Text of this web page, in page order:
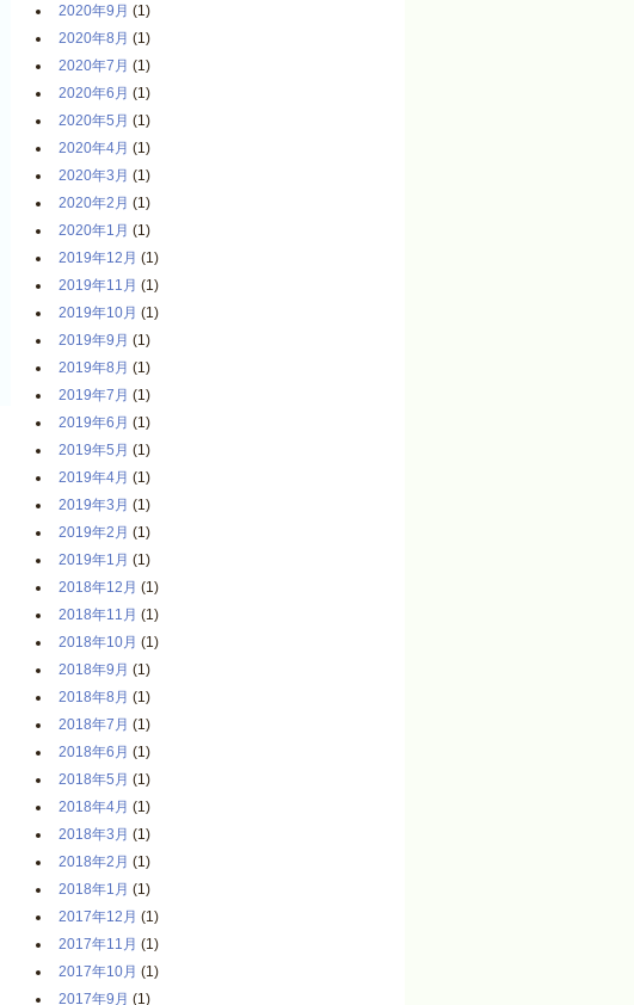
2020年9月 (1)
2020年8月 (1)
2020年7月 (1)
2020年6月 (1)
2020年5月 (1)
2020年4月 (1)
2020年3月 (1)
2020年2月 (1)
2020年1月 (1)
2019年12月 (1)
2019年11月 (1)
2019年10月 (1)
2019年9月 (1)
2019年8月 (1)
2019年7月 (1)
2019年6月 (1)
2019年5月 (1)
2019年4月 (1)
2019年3月 (1)
2019年2月 (1)
2019年1月 (1)
2018年12月 (1)
2018年11月 (1)
2018年10月 (1)
2018年9月 (1)
2018年8月 (1)
2018年7月 (1)
2018年6月 (1)
2018年5月 (1)
2018年4月 (1)
2018年3月 (1)
2018年2月 (1)
2018年1月 (1)
2017年12月 (1)
2017年11月 (1)
2017年10月 (1)
2017年9月 (1)